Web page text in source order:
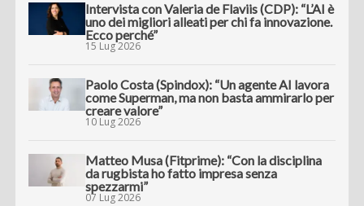
Intervista con Valeria de Flaviis (CDP): “L’AI è
uno dei migliori alleati per chi fa innovazione.
Ecco perché”
15 Lug 2026
Paolo Costa (Spindox): “Un agente AI lavora
come Superman, ma non basta ammirarlo per
creare valore”
10 Lug 2026
Matteo Musa (Fitprime): “Con la disciplina
da rugbista ho fatto impresa senza
spezzarmi”
07 Lug 2026